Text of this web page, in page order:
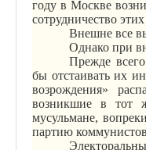
году в Москве
сотрудничество
Внешне все
Однако при
Прежде всего
бы отстаивать их
возрождения»
возникшие в тот
мусульмане,
партию